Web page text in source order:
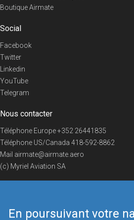
En poursuivant votre
Boutique Airmate
Social
Facebook
Twitter
Linkedin
YouTube
Telegram
Nous contacter
Téléphone Europe+352 26441835
Téléphone US/Canada 418-592-8862
Mail airmate@airmate.aero
(c) Myriel Aviation SA
© 2019 Airmate -Conditions d'utilisation-Vie